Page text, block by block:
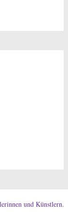
und Künstlern.